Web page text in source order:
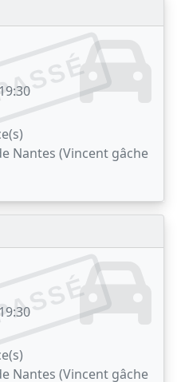
Nantes (Vincent gâche
Nantes (Vincent gâche